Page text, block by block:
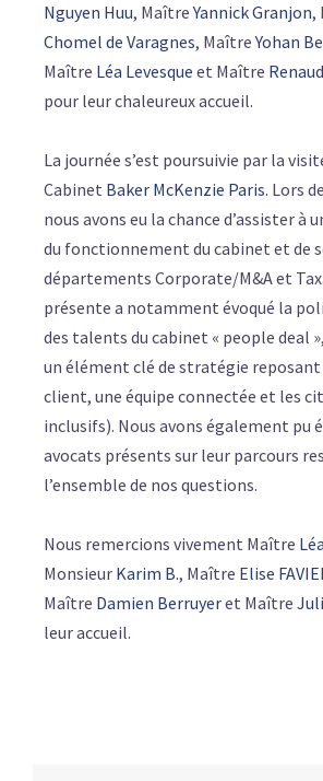
Nguyen Huu, MaîtreYannick Granjon,
Chomel de Varagnes, MaîtreYohan
Maître Léa Levesque et Maître
pour leur chaleureux accueil.
La journée s’est poursuivie par la
Cabinet Baker McKenzie Paris. Lors
nous avons eu la chance d’assister à
du fonctionnement du cabinet et de
départements Corporate/M&A et Tax.
présente a notamment évoqué la
des talents du cabinet « people deal
un élément clé de stratégie
client, une équipe connectée et les
inclusifs). Nous avons également pu
avocats présents sur leur parcours
l’ensemble de nos questions.
Nous remercions vivement Maître
Monsieur Karim B., Maître Elise
Maître Damien Berruyeret Maître
leur accueil.